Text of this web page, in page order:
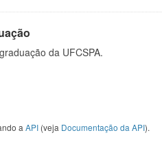
da UFCSPA.
a API (veja Documentação da API).